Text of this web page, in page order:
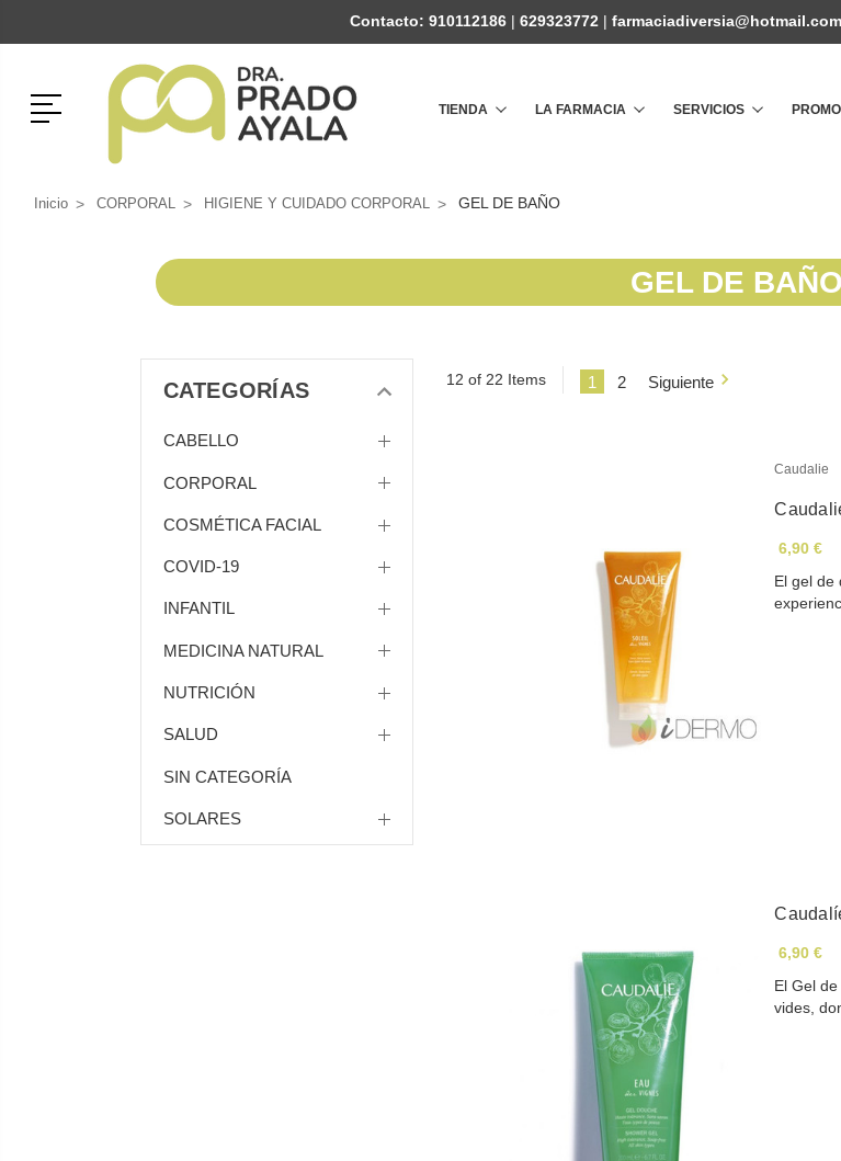
Contacto: 910112186| 629323772| farmaciadiversia@hotmail.com
Menú TIENDA LA FARMACIA SERVICIOS
Inicio CORPORAL HIGIENE Y CUIDADO CORPORAL GEL DE BAÑO
GEL DE BAÑO
CATEGORÍAS
CABELLO
CORPORAL
COSMÉTICA FACIAL
COVID-19
INFANTIL
MEDICINA NATURAL
NUTRICIÓN
SALUD
SIN CATEGORÍA
SOLARES
12 of 22 Items 1 2 Siguiente
Caudalie
6,90 €
El gel de
6,90 €
El Gel
vides,